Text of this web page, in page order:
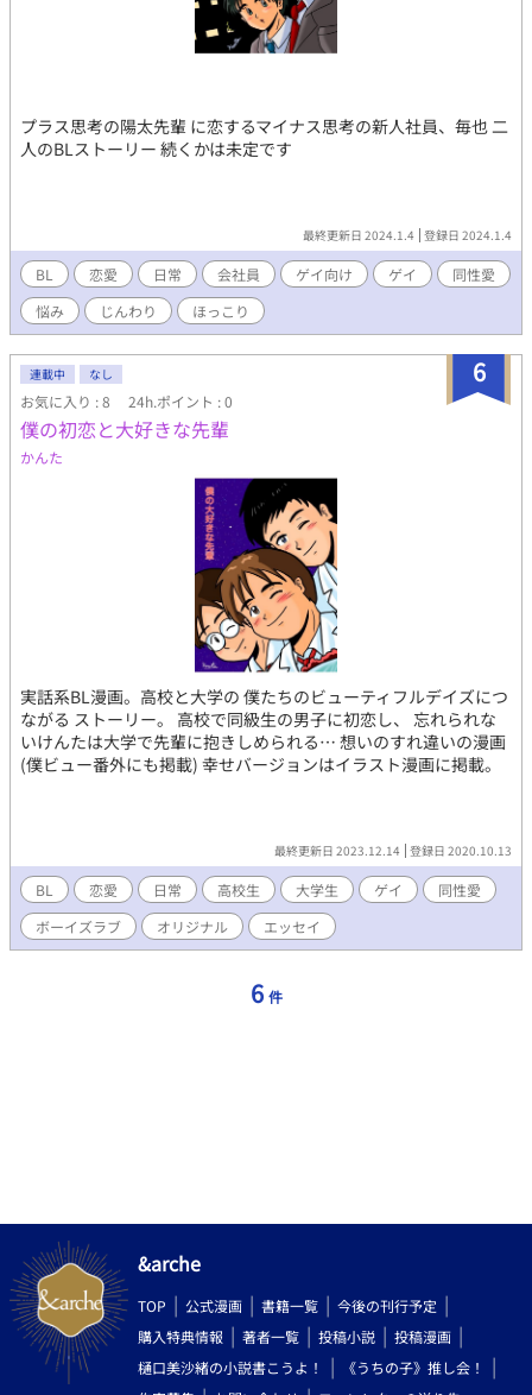
プラス思考の陽太先輩 に恋するマイナス思考の新人社員、毎也 二
人のBLストーリー 続くかは未定です
最終更新日 2024.1.4 登録日 2024.1.4
BL 恋愛 日常 会社員 ゲイ向け ゲイ
同性愛
悩み
じんわり ほっこり
6
連載中 なし
お気に入り : 8 24h.ポイント : 0
僕の初恋と大好きな先輩
かんた
実話系BL漫画。高校と大学の 僕たちのビューティフルデイズにつ
ながる ストーリー。 高校で同級生の男子に初恋し、 忘れられな
いけんたは大学で先輩に抱きしめられる… 想いのすれ違いの漫画
(僕ビュー番外にも掲載) 幸せバージョンはイラスト漫画に掲載。
最終更新日 2023.12.14 登録日 2020.10.13
BL 恋愛 日常 高校生 大学生 ゲイ
同性愛
ボーイズラブ
オリジナル エッセイ
6 件
&arche
TOP 公式漫画 書籍一覧
今後の刊行予定
購入特典情報
著者一覧 投稿小説
投稿漫画
樋口美沙緒の小説書こうよ！
《うちの子》推し会！